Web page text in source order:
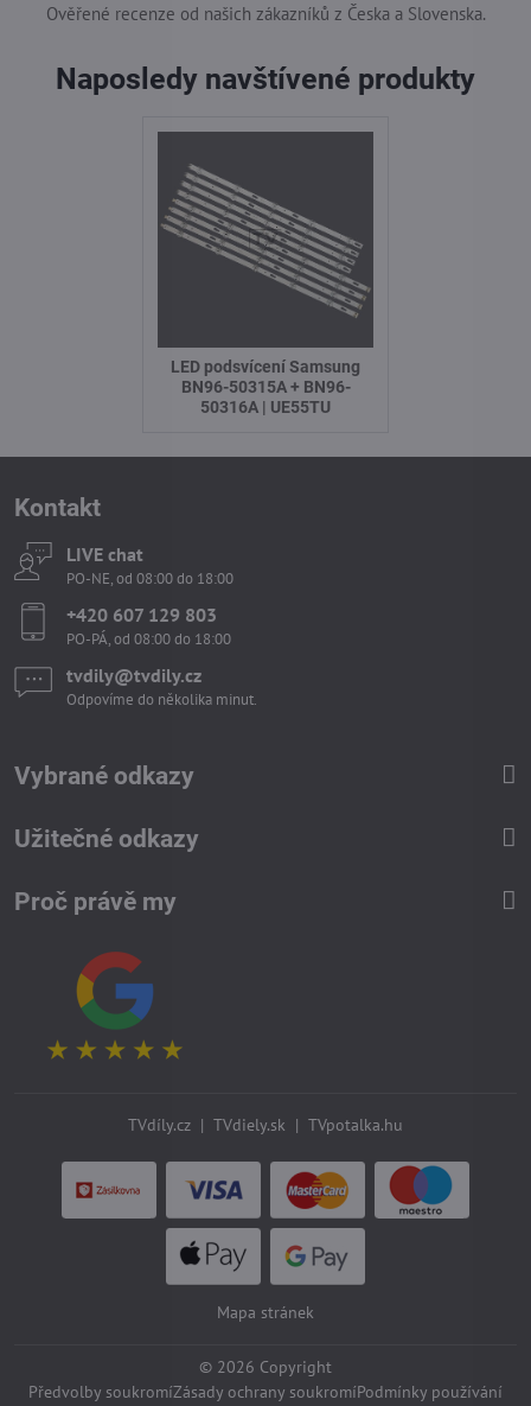
Ověřené recenze od našich zákazníků z Česka a Slovenska.
Naposledy navštívené produkty
LED podsvícení Samsung
BN96-50315A + BN96-
50316A | UE55TU
Kontakt
LIVE chat
PO-NE, od 08:00 do 18:00
+420 607 129 803
PO-PÁ, od 08:00 do 18:00
tvdily​@tvdily​.cz
Odpovíme do několika minut.
Vybrané odkazy
Užitečné odkazy
Proč právě my
TVdíly.cz | TVdiely.sk | TVpotalka.hu
Mapa stránek
© 2026 Copyright
Předvolby soukromíZásady ochrany soukromíPodmínky používání